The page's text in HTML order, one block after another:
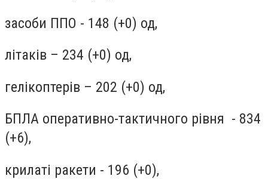
засоби ППО - 148 (+0) од,
літаків – 234 (+0) од,
гелікоптерів – 202 (+0) од,
БПЛА оперативно-тактичного рівня - 834
(+6),
крилаті ракети - 196 (+0),